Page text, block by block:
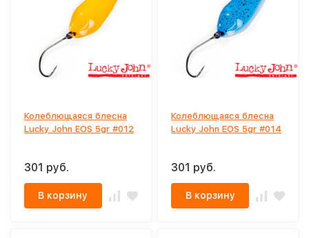
Колеблющаяся блесна
Lucky John EOS 5gr #012
301 руб.
В корзину
Колеблющаяся блесна
Lucky John EOS 5gr #014
301 руб.
В корзину